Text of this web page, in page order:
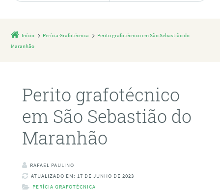
Início Perícia Grafotécnica
Perito grafotécnico em São Sebastião do
Maranhão
Perito grafotécnico
em São Sebastião do
Maranhão
RAFAEL PAULINO
ATUALIZADO EM: 17 DE JUNHO DE 2023
PERÍCIA GRAFOTÉCNICA